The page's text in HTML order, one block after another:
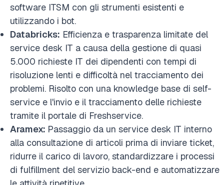
software ITSM con gli strumenti esistenti e
utilizzando i bot.
Databricks: Efficienza e trasparenza limitate del
service desk IT a causa della gestione di quasi
5.000 richieste IT dei dipendenti con tempi di
risoluzione lenti e difficoltà nel tracciamento dei
problemi. Risolto con una knowledge base di self-
service e l'invio e il tracciamento delle richieste
tramite il portale di Freshservice.
Aramex: Passaggio da un service desk IT interno
alla consultazione di articoli prima di inviare ticket,
ridurre il carico di lavoro, standardizzare i processi
di fulfillment del servizio back-end e automatizzare